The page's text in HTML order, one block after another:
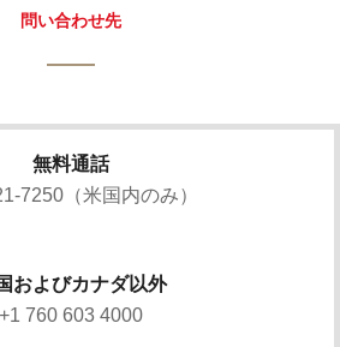
問い合わせ先
無料通話
7250（米国内のみ）
およびカナダ以外
+1 760 603 4000